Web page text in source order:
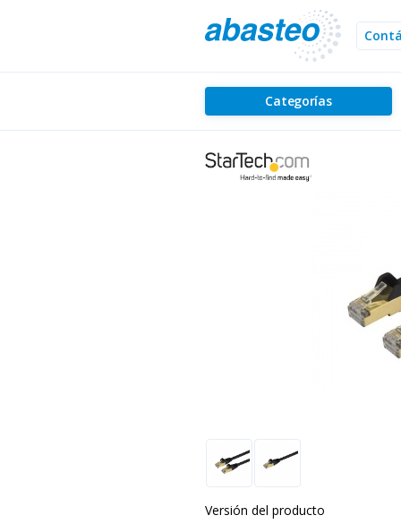
Categorías
Versión del producto